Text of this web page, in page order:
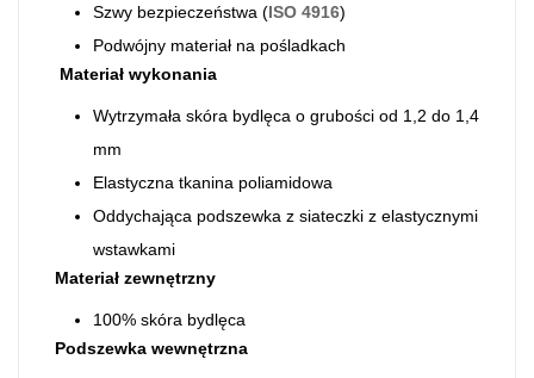
Szwy bezpieczeństwa (ISO 4916)
Podwójny materiał na pośladkach
Materiał wykonania
Wytrzymała skóra bydlęca o grubości od 1,2 do 1,4
mm
Elastyczna tkanina poliamidowa
Oddychająca podszewka z siateczki z elastycznymi
wstawkami
Materiał zewnętrzny
100% skóra bydlęca
Podszewka wewnętrzna